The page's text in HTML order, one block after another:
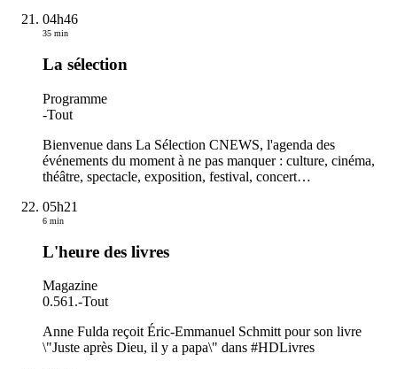
04h46
35 min
La sélection
Programme
-Tout
Bienvenue dans La Sélection CNEWS, l'agenda des
événements du moment à ne pas manquer : culture, cinéma,
théâtre, spectacle, exposition, festival, concert…
05h21
6 min
L'heure des livres
Magazine
0.561.-Tout
Anne Fulda reçoit Éric-Emmanuel Schmitt pour son livre
\"Juste après Dieu, il y a papa\" dans #HDLivres